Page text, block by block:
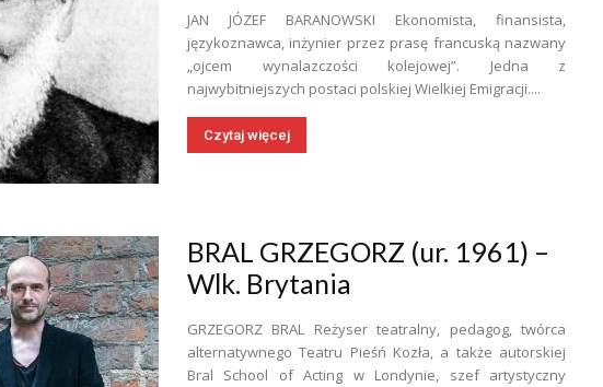
JAN JÓZEF BARANOWSKI Ekonomista, finansista,
językoznawca, inżynier przez prasę francuską nazwany
„ojcem wynalazczości kolejowej”. Jedna z
najwybitniejszych postaci polskiej Wielkiej Emigracji....
Czytaj więcej
BRAL GRZEGORZ (ur. 1961) –
Wlk. Brytania
GRZEGORZ BRAL Reżyser teatralny, pedagog, twórca
alternatywnego Teatru Pieśń Kozła, a także autorskiej
Bral School of Acting w Londynie, szef artystyczny